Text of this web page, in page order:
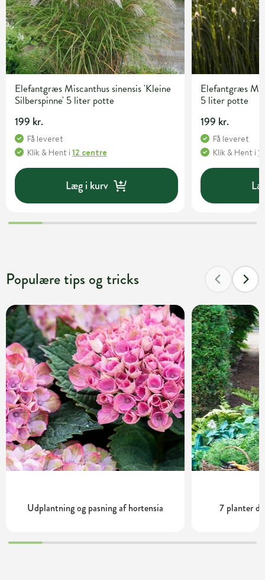
Elefantgræs Miscanthus sinensis 'Kleine
Silberspinne' 5 liter potte
199 kr.
Få leveret
Klik & Hent i 12 centre
Læg i kurv
Elefantgræs
5 liter potte
199 kr.
Få leveret
Klik & Hent i
Populære tips og tricks
Udplantning og pasning af hortensia 7 planter